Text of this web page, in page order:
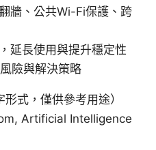
牆、公共Wi-Fi保護、跨
延長使用與提升穩定性
險與解決策略
式，僅供參考用途）
Artificial Intelligence